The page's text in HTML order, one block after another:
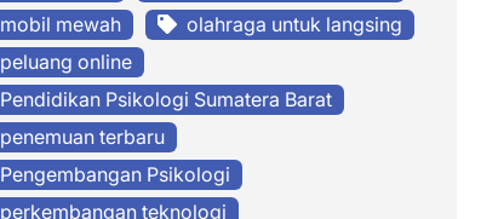
mobil mewah
olahraga untuk langsing
peluang online
Pendidikan Psikologi Sumatera Barat
penemuan terbaru
Pengembangan Psikologi
perkembangan teknologi